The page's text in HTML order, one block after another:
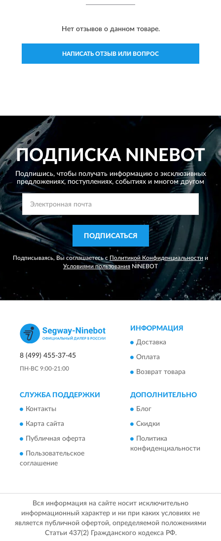
Нет отзывов о данном товаре.
НАПИСАТЬ ОТЗЫВ ИЛИ ВОПРОС
ПОДПИСКА NINEBOT
Подпишись, чтобы получать информацию о эксклюзивных
предложениях, поступлениях, событиях и многом другом
ПОДПИСАТЬСЯ
Подписываясь, Вы соглашаетесь с Политикой Конфиденциальности и
Условиями пользования NINEBOT
8 (499) 455-37-45
ПН-ВС 9:00-21:00
ИНФОРМАЦИЯ
Доставка
Оплата
Возврат товара
СЛУЖБА ПОДДЕРЖКИ
Контакты
Карта сайта
Публичная оферта
Пользовательское
соглашение
ДОПОЛНИТЕЛЬНО
Блог
Скидки
Политика
конфиденциальности
Вся информация на сайте носит исключительно
информационный характер и ни при каких условиях не
является публичной офертой, определяемой положениями
Статьи 437(2) Гражданского кодекса РФ.